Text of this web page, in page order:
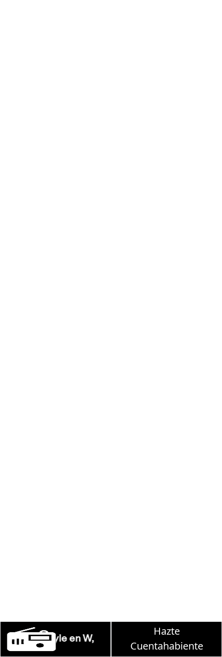
a viernes de 10 a 13 hrs.
Hazte
Cuentahabiente